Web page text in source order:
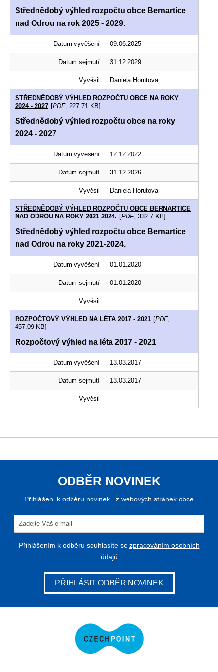
Střednědobý výhled rozpočtu obce Bernartice
nad Odrou na rok 2025 - 2029.
Datum vyvěšení 09.06.2025
Datum sejmutí 31.12.2029
Vyvěsil Daniela Horutova
STŘEDNĚDOBÝ VÝHLED ROZPOČTU OBCE NA ROKY
2024 - 2027 [PDF, 227.71 KB]
Střednědobý výhled rozpočtu obce na roky
2024 - 2027
Datum vyvěšení 12.12.2022
Datum sejmutí 31.12.2026
Vyvěsil Daniela Horutova
STŘEDNĚDOBÝ VÝHLED ROZPOČTU OBCE BERNARTICE
NAD ODROU NA ROKY 2021-2024. [PDF, 332.7 KB]
Střednědobý výhled rozpočtu obce Bernartice
nad Odrou na roky 2021-2024.
Datum vyvěšení 01.01.2020
Datum sejmutí 01.01.2020
Vyvěsil
ROZPOČTOVÝ VÝHLED NA LÉTA 2017 - 2021 [PDF,
457.09 KB]
Rozpočtový výhled na léta 2017 - 2021
Datum vyvěšení 13.03.2017
Datum sejmutí 13.03.2017
Vyvěsil
ODBĚR NOVINEK
Přihlášení k odběru novinek z webových stránek obce
Přihlášením k odběru souhlasíte se zpracováním osobních
údajů
PŘIHLÁSIT ODBĚR NOVINEK